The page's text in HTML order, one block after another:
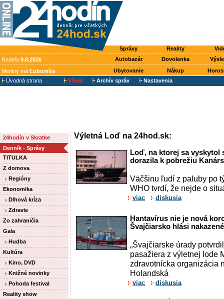
Správy Reality
Nedeľa 9.8.2026 Autobazár Dovolenka
Meniny má Ľubomíra Ubytovanie Nákup
Úvodná strana
Včera Archív správ Nastavenia
24hodín v Skratke
Denník - Správy
TITULKA
Z domova
Regióny
Ekonomika
Dlhová kríza
Zdravie
Zo zahraničia
Gala
Hudba
Kultúra
Kino, DVD
Knižné novinky
Pohoda festival
Reality show
Výletná Loď na 24hod.sk:
Loď, na ktorej sa vyskytol
dorazila k pobrežiu
Väčšinu ľudí z paluby po
WHO tvrdí, že nejde o
viac diskusia
Hantavírus nie je nová
Švajčiarsko hlási
„Švajčiarske úrady
pasažiera z výletnej lode
zdravotnícka organizácia
Holandská
viac diskusia